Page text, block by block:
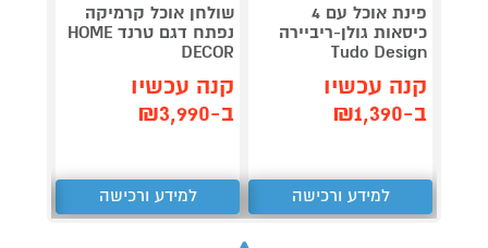
פינת אוכל עם 4
כיסאות גולן-ריביירה
Tudo Design
קנה עכשיו
ב-₪1,390
למידע ורכישה
שולחן אוכל קרמיקה
נפתח דגם טרנד HOME
DECOR
קנה עכשיו
ב-₪3,990
למידע ורכישה